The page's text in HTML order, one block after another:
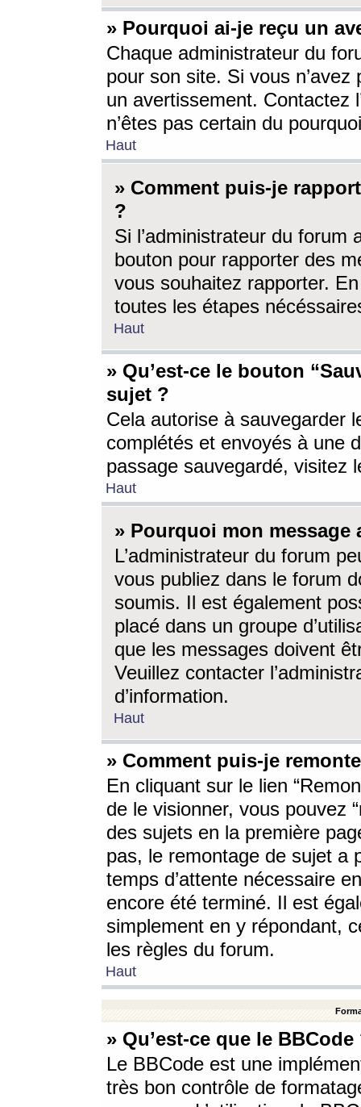
» Pourquoi ai-je reçu un
Chaque administrateur du
pour son site. Si vous
un avertissement. Contactez
n’êtes pas certain du
Haut
» Comment puis-je
?
Si l’administrateur du forum
bouton pour rapporter des
vous souhaitez rapporter.
toutes les étapes
Haut
» Qu’est-ce le bouton
sujet ?
Cela autorise à sauvegarder
complétés et envoyés à une
passage sauvegardé, visitez
Haut
» Pourquoi mon message
L’administrateur du forum
vous publiez dans le forum
soumis. Il est également
placé dans un groupe
que les messages doivent
Veuillez contacter
d’information.
Haut
» Comment puis-je
En cliquant sur le lien
de le visionner, vous pouvez
des sujets en la première
pas, le remontage de sujet a
temps d’attente nécessaire
encore été terminé. Il est
simplement en y répondant,
les règles du forum.
Haut
» Qu’est-ce que le BBCode
Le BBCode est une
très bon contrôle de